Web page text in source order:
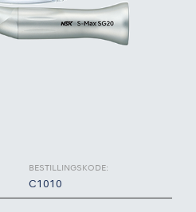
BESTILLINGSKODE:
C1010